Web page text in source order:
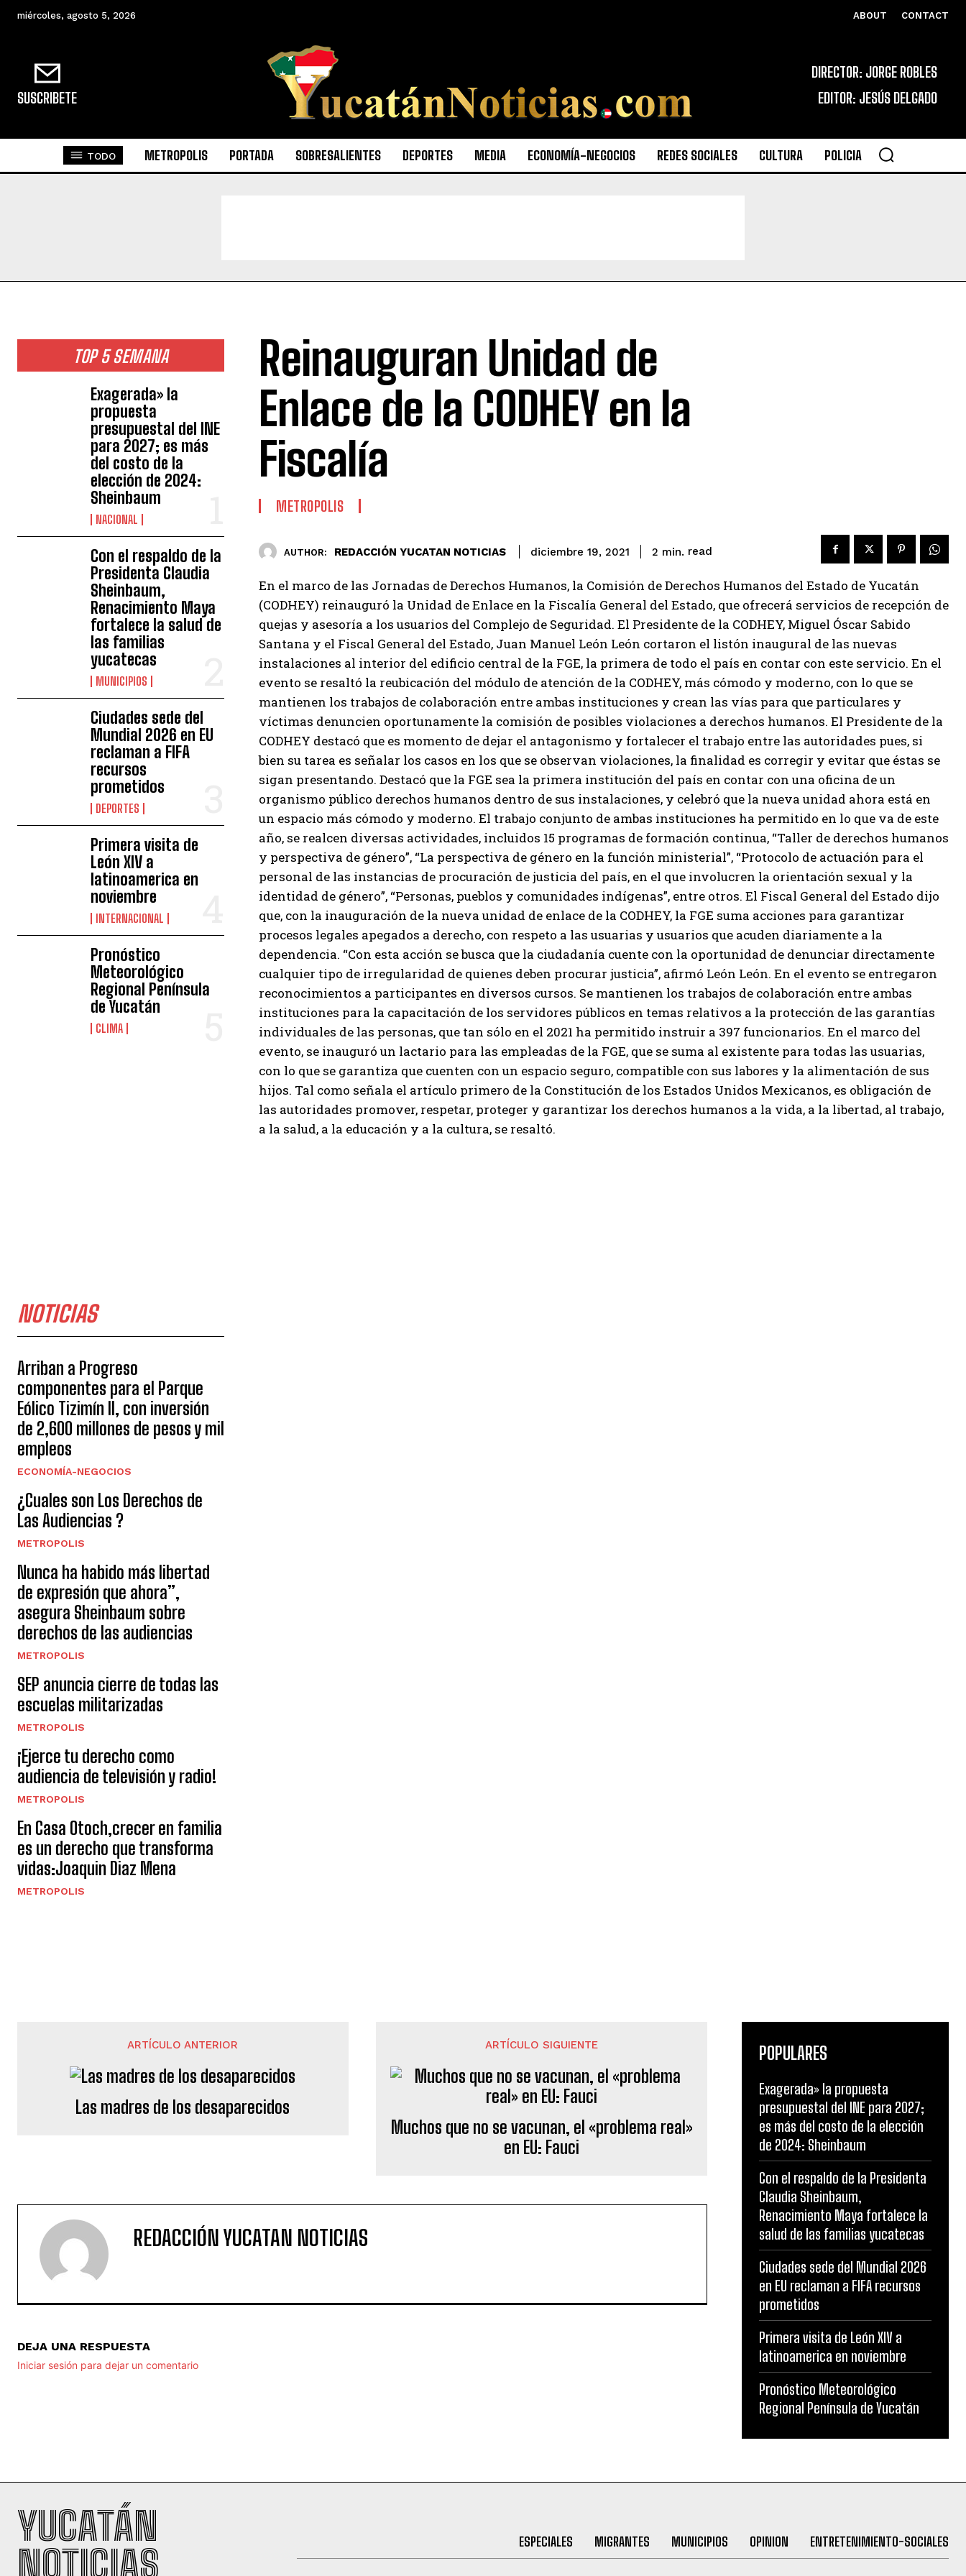
miércoles, agosto 5, 2026 ABOUT CONTACT
SUSCRIBETE
DIRECTOR: JORGE ROBLES
EDITOR: JESÚS DELGADO
TODO METROPOLIS PORTADA SOBRESALIENTES DEPORTES MEDIA ECONOMÍA-NEGOCIOS REDES SOCIALES CULTURA POLICIA
TOP 5 SEMANA
Exagerada» la
propuesta
presupuestal del INE
para 2027; es más
del costo de la
elección de 2024:
Sheinbaum
NACIONAL
Con el respaldo de la
Presidenta Claudia
Sheinbaum,
Renacimiento Maya
fortalece la salud de
las familias
yucatecas
MUNICIPIOS
Ciudades sede del
Mundial 2026 en EU
reclaman a FIFA
recursos
prometidos
DEPORTES
Primera visita de
León XIV a
latinoamerica en
noviembre
INTERNACIONAL
Pronóstico
Meteorológico
Regional Península
de Yucatán
CLIMA
NOTICIAS
Arriban a Progreso
componentes para el Parque
Eólico Tizimín II, con inversión
de 2,600 millones de pesos y mil
empleos
ECONOMÍA-NEGOCIOS
¿Cuales son Los Derechos de
Las Audiencias ?
METROPOLIS
Nunca ha habido más libertad
de expresión que ahora”,
asegura Sheinbaum sobre
derechos de las audiencias
METROPOLIS
SEP anuncia cierre de todas las
escuelas militarizadas
METROPOLIS
¡Ejerce tu derecho como
audiencia de televisión y radio!
METROPOLIS
En Casa Otoch,crecer en familia
es un derecho que transforma
vidas:Joaquin Diaz Mena
METROPOLIS
Reinauguran Unidad de
Enlace de la CODHEY en la
Fiscalía
METROPOLIS
AUTHOR: REDACCIÓN YUCATAN NOTICIAS diciembre 19, 2021 2 min. read
En el marco de las Jornadas de Derechos Humanos, la Comisión de Derechos Humanos del Estado de Yucatán
(CODHEY) reinauguró la Unidad de Enlace en la Fiscalía General del Estado, que ofrecerá servicios de recepción de
quejas y asesoría a los usuarios del Complejo de Seguridad. El Presidente de la CODHEY, Miguel Óscar Sabido
Santana y el Fiscal General del Estado, Juan Manuel León León cortaron el listón inaugural de las nuevas
instalaciones al interior del edificio central de la FGE, la primera de todo el país en contar con este servicio. En el
evento se resaltó la reubicación del módulo de atención de la CODHEY, más cómodo y moderno, con lo que se
mantienen los trabajos de colaboración entre ambas instituciones y crean las vías para que particulares y
víctimas denuncien oportunamente la comisión de posibles violaciones a derechos humanos. El Presidente de la
CODHEY destacó que es momento de dejar el antagonismo y fortalecer el trabajo entre las autoridades pues, si
bien su tarea es señalar los casos en los que se observan violaciones, la finalidad es corregir y evitar que éstas se
sigan presentando. Destacó que la FGE sea la primera institución del país en contar con una oficina de un
organismo público derechos humanos dentro de sus instalaciones, y celebró que la nueva unidad ahora está en
un espacio más cómodo y moderno. El trabajo conjunto de ambas instituciones ha permitido en lo que va de este
año, se realcen diversas actividades, incluidos 15 programas de formación continua, “Taller de derechos humanos
y perspectiva de género”, “La perspectiva de género en la función ministerial”, “Protocolo de actuación para el
personal de las instancias de procuración de justicia del país, en el que involucren la orientación sexual y la
identidad de género”, “Personas, pueblos y comunidades indígenas”, entre otros. El Fiscal General del Estado dijo
que, con la inauguración de la nueva unidad de enlace de la CODHEY, la FGE suma acciones para garantizar
procesos legales apegados a derecho, con respeto a las usuarias y usuarios que acuden diariamente a la
dependencia. “Con esta acción se busca que la ciudadanía cuente con la oportunidad de denunciar directamente
cualquier tipo de irregularidad de quienes deben procurar justicia”, afirmó León León. En el evento se entregaron
reconocimientos a participantes en diversos cursos. Se mantienen los trabajos de colaboración entre ambas
instituciones para la capacitación de los servidores públicos en temas relativos a la protección de las garantías
individuales de las personas, que tan sólo en el 2021 ha permitido instruir a 397 funcionarios. En el marco del
evento, se inauguró un lactario para las empleadas de la FGE, que se suma al existente para todas las usuarias,
con lo que se garantiza que cuenten con un espacio seguro, compatible con sus labores y la alimentación de sus
hijos. Tal como señala el artículo primero de la Constitución de los Estados Unidos Mexicanos, es obligación de
las autoridades promover, respetar, proteger y garantizar los derechos humanos a la vida, a la libertad, al trabajo,
a la salud, a la educación y a la cultura, se resaltó.
ARTÍCULO ANTERIOR
Las madres de los desaparecidos
ARTÍCULO SIGUIENTE
Muchos que no se vacunan, el «problema real»
en EU: Fauci
REDACCIÓN YUCATAN NOTICIAS
DEJA UNA RESPUESTA
Iniciar sesión para dejar un comentario
POPULARES
Exagerada» la propuesta
presupuestal del INE para 2027;
es más del costo de la elección
de 2024: Sheinbaum
Con el respaldo de la Presidenta
Claudia Sheinbaum,
Renacimiento Maya fortalece la
salud de las familias yucatecas
Ciudades sede del Mundial 2026
en EU reclaman a FIFA recursos
prometidos
Primera visita de León XIV a
latinoamerica en noviembre
Pronóstico Meteorológico
Regional Península de Yucatán
YUCATÁN
NOTICIAS
ESPECIALES MIGRANTES MUNICIPIOS OPINION ENTRETENIMIENTO-SOCIALES